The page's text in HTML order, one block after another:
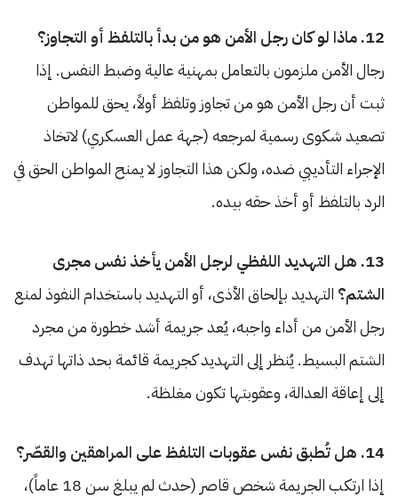
12. ماذا لو كان رجل الأمن هو من بدأ بالتلفظ أو التجاوز؟
رجال الأمن ملزمون بالتعامل بمهنية عالية وضبط النفس. إذا
ثبت أن رجل الأمن هو من تجاوز وتلفظ أولاً، يحق للمواطن
تصعيد شكوى رسمية لمرجعه (جهة عمل العسكري) لاتخاذ
الإجراء التأديبي ضده، ولكن هذا التجاوز لا يمنح المواطن الحق في
الرد بالتلفظ أو أخذ حقه بيده.
13. هل التهديد اللفظي لرجل الأمن يأخذ نفس مجرى
الشتم؟ التهديد بإلحاق الأذى، أو التهديد باستخدام النفوذ لمنع
رجل الأمن من أداء واجبه، يُعد جريمة أشد خطورة من مجرد
الشتم البسيط. يُنظر إلى التهديد كجريمة قائمة بحد ذاتها تهدف
إلى إعاقة العدالة، وعقوبتها تكون مغلظة.
14. هل تُطبق نفس عقوبات التلفظ على المراهقين والقصّر؟
إذا ارتكب الجريمة شخص قاصر (حدث لم يبلغ سن 18 عاماً)،